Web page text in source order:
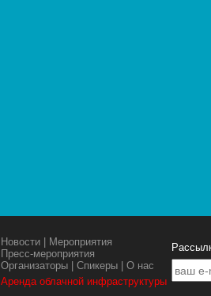
Новости
Мероприятия
Пресс-мероприятия
Организаторы |Спикеры |О нас
Аренда облачной инфраструктуры